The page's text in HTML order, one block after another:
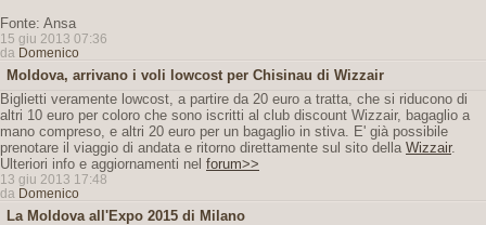
Fonte: Ansa
15 giu 2013 07:36
da Domenico
Moldova, arrivano i voli lowcost per Chisinau di Wizzair
Biglietti veramente lowcost, a partire da 20 euro a tratta, che si riducono di
altri 10 euro per coloro che sono iscritti al club discount Wizzair, bagaglio a
mano compreso, e altri 20 euro per un bagaglio in stiva. E' già possibile
prenotare il viaggio di andata e ritorno direttamente sul sito della Wizzair.
Ulteriori info e aggiornamenti nel forum>>
13 giu 2013 17:48
da Domenico
La Moldova all'Expo 2015 di Milano